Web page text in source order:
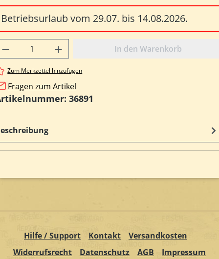
Betriebsurlaub vom 29.07. bis 14.08.2026.
Anzahl: Gib den gewünschten
In den Warenkorb
Zum Merkzettel hinzufügen
Fragen zum Artikel
36891
Hilfe / Support Kontakt
Versandkosten
Widerrufsrecht
Datenschutz AGB Impressum